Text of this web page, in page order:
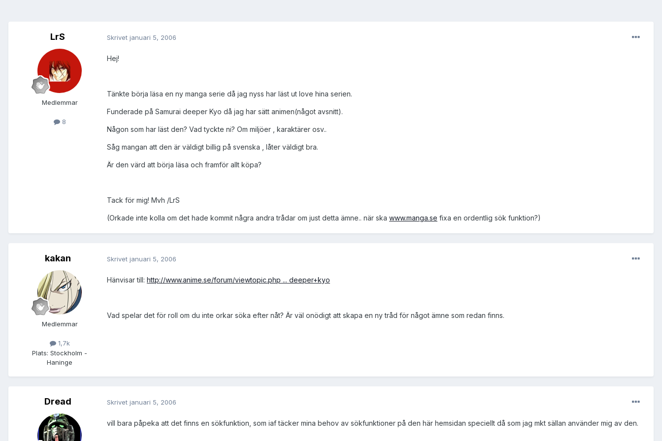
LrS
Medlemmar
8
Skrivet januari 5, 2006
Hej!
Tänkte börja läsa en ny manga serie då jag nyss har läst ut love hina serien.
Funderade på Samurai deeper Kyo då jag har sätt animen(något avsnitt).
Någon som har läst den? Vad tyckte ni? Om miljöer , karaktärer osv..
Såg mangan att den är väldigt billig på svenska , låter väldigt bra.
Är den värd att börja läsa och framför allt köpa?
Tack för mig! Mvh /LrS
(Orkade inte kolla om det hade kommit några andra trådar om just detta ämne.. när ska www.manga.se fixa en ordentlig sök funktion?)
kakan
Medlemmar
1,7k
Plats: Stockholm -
Haninge
Skrivet januari 5, 2006
Hänvisar till: http://www.anime.se/forum/viewtopic.php ... deeper+kyo
Vad spelar det för roll om du inte orkar söka efter nåt? Är väl onödigt att skapa en ny tråd för något ämne som redan finns.
Dread Skrivet januari 5, 2006
vill bara påpeka att det finns en sökfunktion, som iaf täcker mina behov av sökfunktioner på den här hemsidan speciellt då som jag mkt sällan använder mig av den.